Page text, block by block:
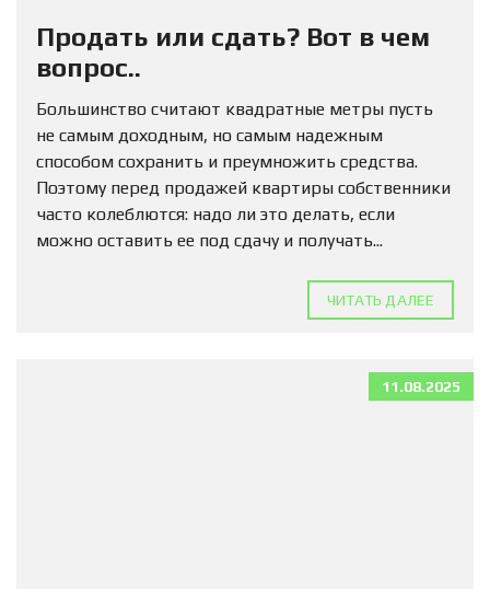
Продать или сдать? Вот в чем
вопрос..
Большинство считают квадратные метры пусть
не самым доходным, но самым надежным
способом сохранить и преумножить средства.
Поэтому перед продажей квартиры собственники
часто колеблются: надо ли это делать, если
можно оставить ее под сдачу и получать...
ЧИТАТЬ ДАЛЕЕ
11.08.2025